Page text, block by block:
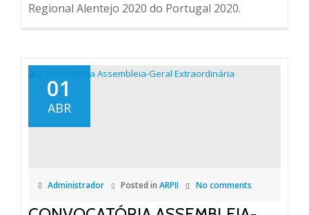
Regional Alentejo 2020 do Portugal 2020.
01
ABR
Administrador Posted in ARPII No comments